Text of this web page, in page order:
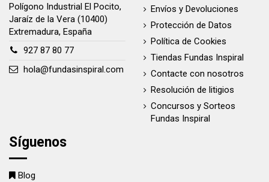
Polígono Industrial El Pocito,
Jaraíz de la Vera (10400)
Extremadura, España
927 87 80 77
hola@fundasinspiral.com
Envíos y Devoluciones
Protección de Datos
Política de Cookies
Tiendas Fundas Inspiral
Contacte con nosotros
Resolución de litigios
Concursos y Sorteos
Fundas Inspiral
Síguenos
Blog